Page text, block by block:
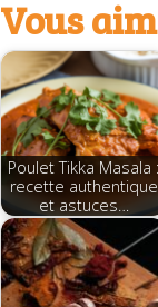
Vous
Poulet Tikka Masala :
recette authentique
et astuces…